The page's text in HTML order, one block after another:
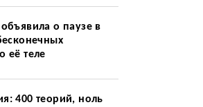
о паузе в
её теле
400 теорий, ноль